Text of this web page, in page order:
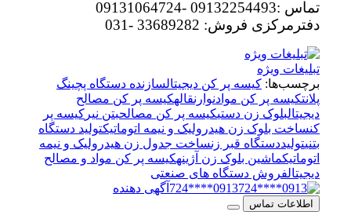
تماس :09132254493 -09131064724
دفترمرکزی فروش: 33689282 -031
تبلیغات ویژه
برچسب‌ها:کیسه پر کن دیجیتالسازنده دستگاه پچینگ
کیسه پر کن موادنوارنقالهکیسه پر کن مصالح
دیجیتالبلوک زن دستی کیسه پر کن مصالحبتن نیرکیسه پر
ساخت بلوک زن هیدرولیک و نیمه اتوماتیکتولید دستگاه
تولیددستگاه قبر زنساخت جدول زن هیدرولیک و نیمه
اتوماتیکماشین بلوک زن آژینهکیسه پر کن مواد و مصالح
دیجیتالفروش دستگاه های صنعتی
0913****724
آگهی دهنده
اطلاعات تماس